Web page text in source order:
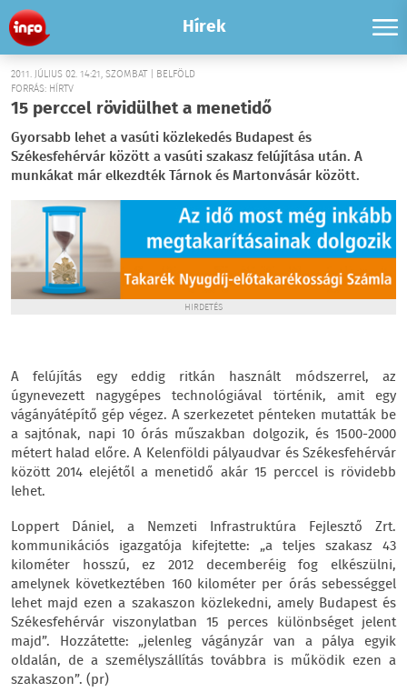
Hírek
2011. JÚLIUS 02. 14:21, SZOMBAT | BELFÖLD
FORRÁS: HÍRTV
15 perccel rövidülhet a menetidő
Gyorsabb lehet a vasúti közlekedés Budapest és
Székesfehérvár között a vasúti szakasz felújítása után. A
munkákat már elkezdték Tárnok és Martonvásár között.
HIRDETÉS
A felújítás egy eddig ritkán használt módszerrel, az
úgynevezett nagygépes technológiával történik, amit egy
vágányátépítő gép végez. A szerkezetet pénteken mutatták be
a sajtónak, napi 10 órás műszakban dolgozik, és 1500-2000
métert halad előre. A Kelenföldi pályaudvar és Székesfehérvár
között 2014 elejétől a menetidő akár 15 perccel is rövidebb
lehet.
Loppert Dániel, a Nemzeti Infrastruktúra Fejlesztő Zrt.
kommunikációs igazgatója kifejtette: „a teljes szakasz 43
kilométer hosszú, ez 2012 decemberéig fog elkészülni,
amelynek következtében 160 kilométer per órás sebességgel
lehet majd ezen a szakaszon közlekedni, amely Budapest és
Székesfehérvár viszonylatban 15 perces különbséget jelent
majd”. Hozzátette: „jelenleg vágányzár van a pálya egyik
oldalán, de a személyszállítás továbbra is működik ezen a
szakaszon”. (pr)